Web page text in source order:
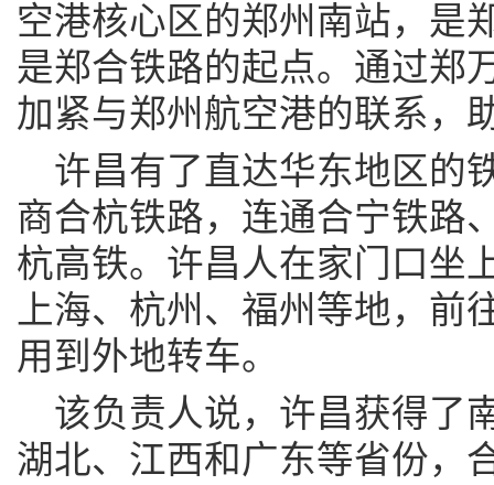
空港核心区的郑州南站，是
是郑合铁路的起点。通过郑
加紧与郑州航空港的联系，
许昌有了直达华东地区的
商合杭铁路，连通合宁铁路
杭高铁。许昌人在家门口坐
上海、杭州、福州等地，前
用到外地转车。
该负责人说，许昌获得了
湖北、江西和广东等省份，